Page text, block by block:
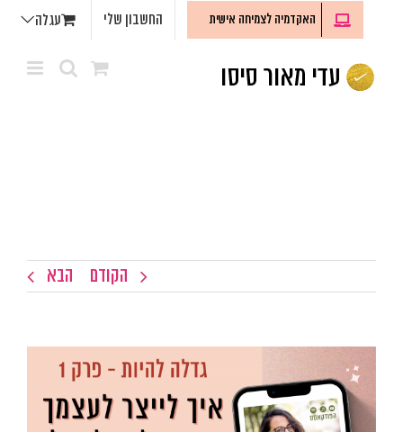
האקדמיה לצמיחה אישית החשבון שלי עגלה
הקודם הבא
צפה
בתמונה
מוגדלת